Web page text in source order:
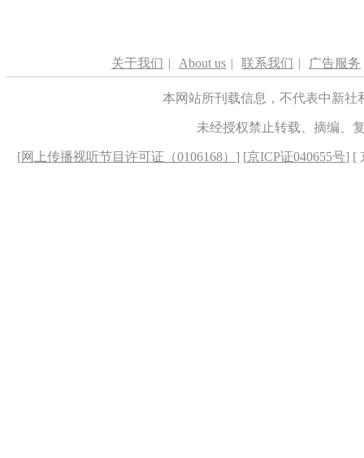
关于我们 | About us | 联系我们 | 广告服务
本网站所刊载信息，不代表中新
未经授权禁止转载、摘编、
[网上传播视听节目许可证（0106168） ] [京ICP证040655号] [